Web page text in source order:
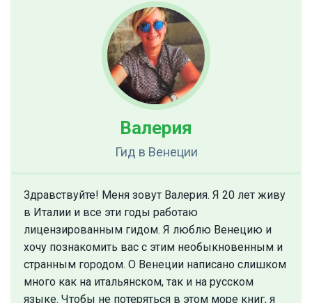
Валерия
Гид в Венеции
Здравствуйте! Меня зовут Валерия. Я 20 лет живу
в Италии и все эти годы работаю
лицензированным гидом. Я люблю Венецию и
хочу познакомить вас с этим необыкновенным и
странным городом. О Венеции написано слишком
много как на итальянском, так и на русском
языке. Чтобы не потеряться в этом море книг, я